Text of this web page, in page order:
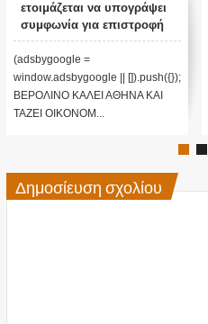
ετοιμάζεται να υπογράψει
συμφωνία για επιστροφή
μεταναστών
(adsbygoogle =
window.adsbygoogle || []).push({});
ΒΕΡΟΛΙΝΟ ΚΑΛΕΙ ΑΘΗΝΑ ΚΑΙ
ΤΑΖΕΙ ΟΙΚΟΝΟΜ...
Δημοσίευση σχολίου